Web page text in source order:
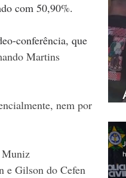
com 50,90%.
conferência, que
Martins
nem por
Muniz
e Gilson do Cefen